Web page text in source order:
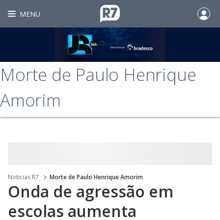
MENU
Morte de Paulo Henrique
Amorim
Noticias R7 Morte de Paulo Henrique Amorim
Onda de agressão em
escolas aumenta